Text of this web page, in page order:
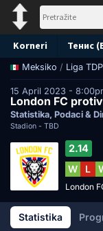
Korneri Тенис
Meksiko / Liga
15 April 2023 -
London FC
Statistika, Podaci &
Stadion - TBD
2.14
W
L
London
Statistika